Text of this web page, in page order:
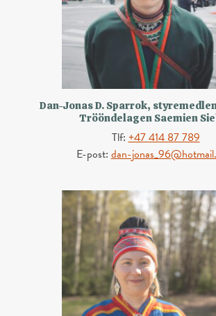
Dan-Jonas D. Sparrok,
Trööndelagen Saemien
Tlf:+47 414 87 789
E-post:dan-